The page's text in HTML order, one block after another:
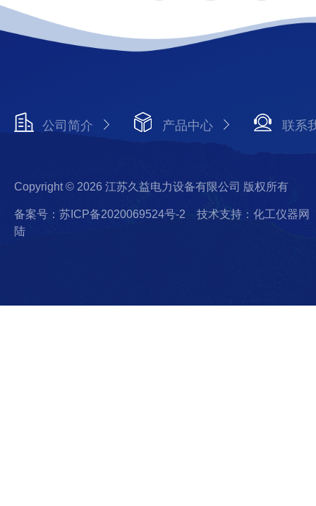
公司简介 产品中心 联系
Copyright © 2026 江苏久益电力设备有限公司 版权所有
备案号：苏ICP备2020069524号-2
技术支持：化工仪器网
陆